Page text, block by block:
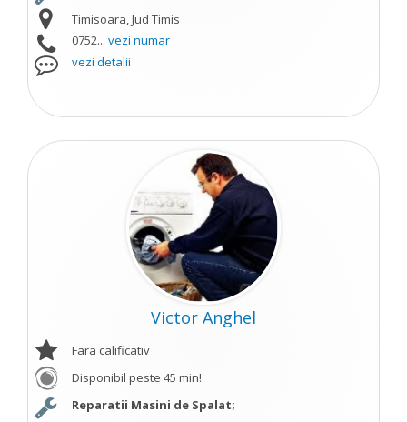
Timisoara, Jud Timis
0752... vezi numar
vezi detalii
Victor Anghel
Fara calificativ
Disponibil peste 45 min!
Reparatii Masini de Spalat;